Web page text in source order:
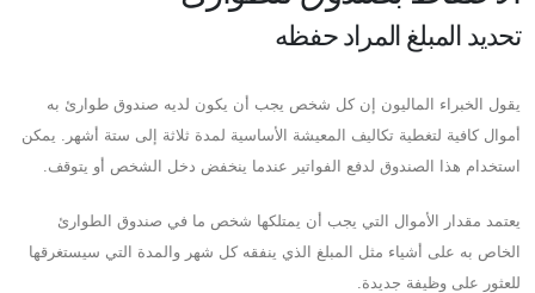
تحديد المبلغ المراد حفظه
يقول الخبراء الماليون إن كل شخص يجب أن يكون لديه صندوق طوارئ به
أموال كافية لتغطية تكاليف المعيشة الأساسية لمدة ثلاثة إلى ستة أشهر. يمكن
استخدام هذا الصندوق لدفع الفواتير عندما ينخفض ​​دخل الشخص أو يتوقف.
يعتمد مقدار الأموال التي يجب أن يمتلكها شخص ما في صندوق الطوارئ
الخاص به على أشياء مثل المبلغ الذي ينفقه كل شهر والمدة التي سيستغرقها
للعثور على وظيفة جديدة.